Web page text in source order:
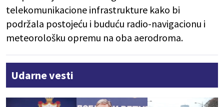
telekomunikacione infrastrukture kako bi
podržala postojeću i buduću radio-navigacionu i
meteorološku opremu na oba aerodroma.
Udarne vesti